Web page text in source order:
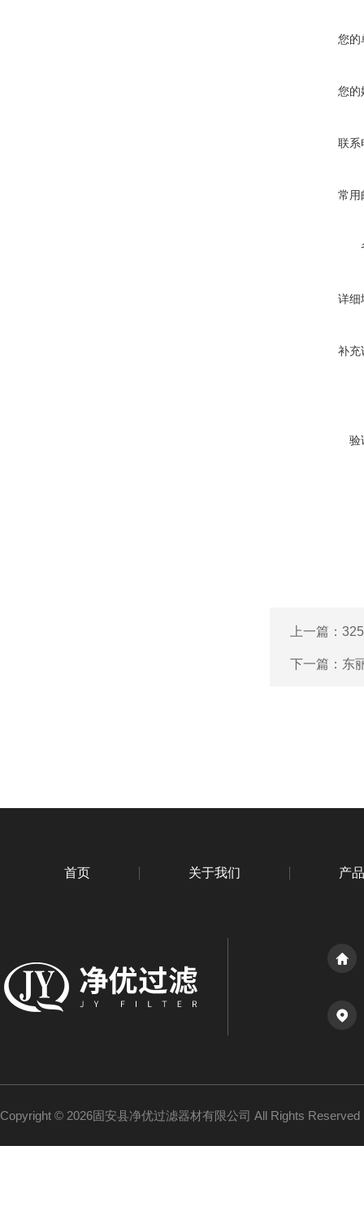
您的
您的
联系
常用
详细
补充
验
上一篇：
下一篇： 东
首页 关于我们 产
Copyright © 2026固安县净优过滤器材有限公司 All Rights